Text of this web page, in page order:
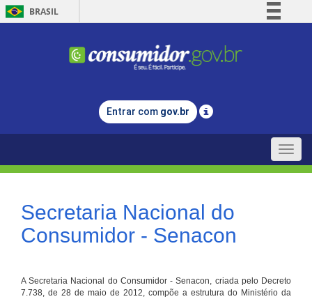
BRASIL
Comunica BR
Legislação
Entrar com gov.br
Toggle
Secretaria Nacional do
Consumidor - Senacon
A Secretaria Nacional do Consumidor - Senacon, criada pelo Decreto
7.738, de 28 de maio de 2012, compõe a estrutura do Ministério da